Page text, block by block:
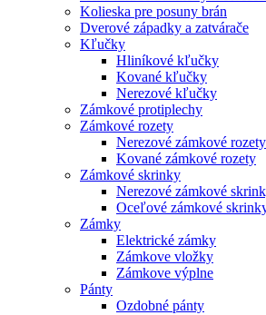
Kolieska pre posuny brán
Dverové západky a zatvárače
Kľučky
Hliníkové kľučky
Kované kľučky
Nerezové kľučky
Zámkové protiplechy
Zámkové rozety
Nerezové zámkové rozety
Kované zámkové rozety
Zámkové skrinky
Nerezové zámkové
Oceľové zámkové
Zámky
Elektrické zámky
Zámkove vložky
Zámkove výplne
Pánty
Ozdobné pánty